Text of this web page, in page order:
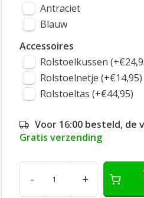
Antraciet
Blauw
Accessoires
Rolstoelkussen
Rolstoelnetje (+€14,95)
Rolstoeltas (+€44,95)
Voor 16:00 besteld, de
Gratis verzending
- +